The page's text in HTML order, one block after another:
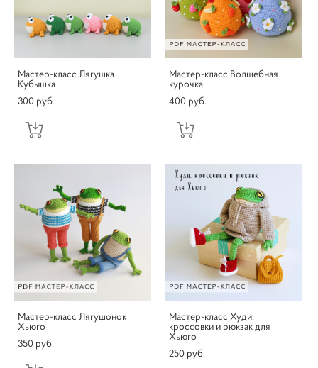
Мастер-класс Лягушка
Кубышка
300 pуб.
Мастер-класс Волшебная
курочка
400 pуб.
Мастер-класс Лягушонок
Хьюго
350 pуб.
Мастер-класс Худи,
кроссовки и рюкзак для
Хьюго
250 pуб.